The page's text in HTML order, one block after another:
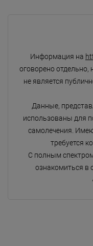
Информация на
оговорено отдельно,
не является
Данные,
использованы для
самолечения.
требуется
С полным
ознакомиться в